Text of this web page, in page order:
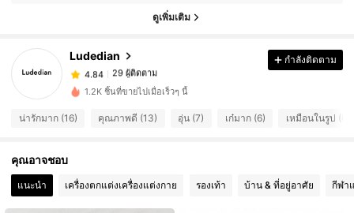
ดูเพิ่มเติม
Ludedian
4.84
29 ผู้ติดตาม
x***9 ตาม1 วันที่ผ่านมา
4.84
29 ผู้ติดตาม
กำลังติดตาม
1.2K ชิ้นที่ขายไปเมื่อเร็วๆ นี้
น่ารักมาก (16) คุณภาพดี (13) อุ่น (7) เก๋มาก (6) เหมือนในรูป (6)
คุณอาจชอบ
แนะนำ เครื่องตกแต่งเครื่องแต่งกาย รองเท้า บ้าน & ที่อยู่อาศัย กีฬา